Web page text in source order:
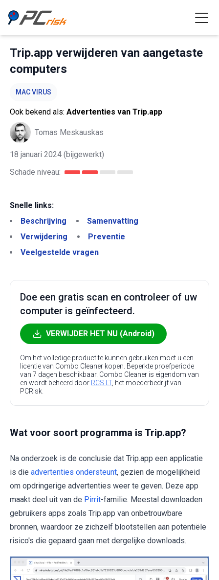
Trip.app verwijderen van aangetaste
computers
MAC VIRUS
Ook bekend als: Advertenties van Trip.app
Tomas Meskauskas
18 januari 2024 (bijgewerkt)
Schade niveau:
Snelle links:
Beschrijving
Samenvatting
Verwijdering
Preventie
Veelgestelde vragen
Doe een gratis scan en controleer of uw
computer is geïnfecteerd.
VERWIJDER HET NU (Android)
Om het volledige product te kunnen gebruiken moet u een
licentie van Combo Cleaner kopen. Beperkte proefperiode
van 7 dagen beschikbaar. Combo Cleaner is eigendom van
en wordt beheerd door RCS LT, het moederbedrijf van
PCRisk.
Wat voor soort programma is Trip.app?
Na onderzoek is de conclusie dat Trip.app een applicatie
is die advertenties ondersteunt, gezien de mogelijkheid
om opdringerige advertenties weer te geven. Deze app
maakt deel uit van de Pirrit-familie. Meestal downloaden
gebruikers apps zoals Trip.app van onbetrouwbare
bronnen, waardoor ze zichzelf blootstellen aan potentiële
risico's die gepaard gaan met dergelijke downloads.